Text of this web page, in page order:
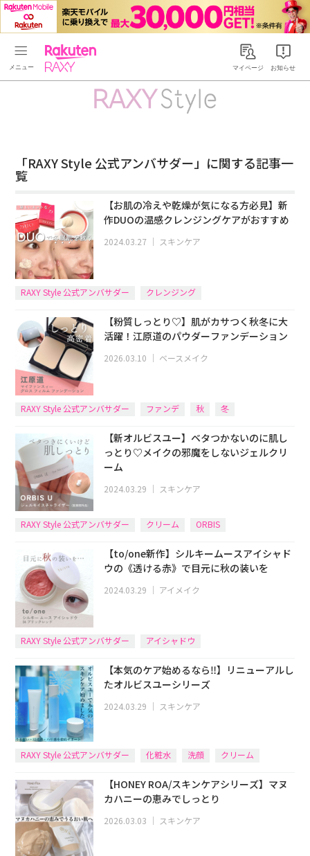
Rakuten RAXYマイページ お知らせ
「RAXY Style 公式アンバサダー」に関する記事一
覧
【お肌の冷えや乾燥が気になる方必見】新
作DUOの温感クレンジングケアがおすすめ
2024.03.27 ｜ スキンケア
RAXY Style 公式アンバサダー クレンジング
【粉質しっとり♡】肌がカサつく秋冬に大
活躍！江原道のパウダーファンデーション
2026.03.10 ｜ ベースメイク
RAXY Style 公式アンバサダー ファンデ 秋 冬
【新オルビスユー】ベタつかないのに肌し
っとり♡メイクの邪魔をしないジェルクリ
ーム
2024.03.29 ｜ スキンケア
RAXY Style 公式アンバサダー クリーム ORBIS
【to/one新作】シルキームースアイシャド
ウの《透ける赤》で目元に秋の装いを
2024.03.29 アイメイク
RAXY Style 公式アンバサダー アイシャドウ
【本気のケア始めるなら‼︎】リニューアルし
たオルビスユーシリーズ
2024.03.29 ｜ スキンケア
RAXY Style 公式アンバサダー 化粧水 洗顔
クリーム
【HONEY ROA/スキンケアシリーズ】マヌ
カハニーの恵みでしっとり
2026.03.03 ｜ スキンケア